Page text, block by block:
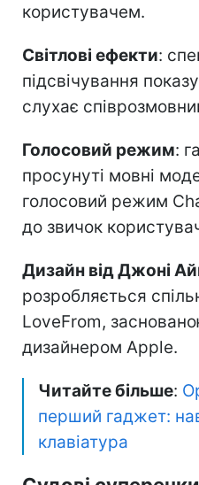
користувачем.
Світлові ефекти:
підсвічування
слухає
Голосовий режим:
просунуті мовні
голосовий режим
до звичок
Дизайн від Джоні
розробляється
LoveFrom,
дизайнером Apple.
Читайте більше:
перший гаджет:
клавіатура